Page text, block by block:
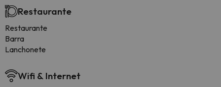
Restaurante
Restaurante
Barra
Lanchonete
Wifi & Internet